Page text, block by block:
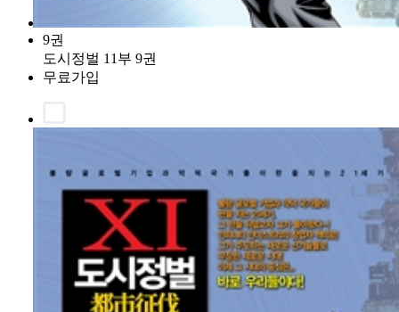
9권
도시정벌 11부 9권
무료가입